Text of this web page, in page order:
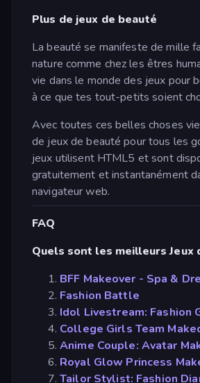
Plus de jeux de beauté
La beauté se manifeste de mille
nature comme chez les êtres
vie dans le monde des jeux pour
à ce que tes tout-petits soient
Avec toutes ces belles choses
de jeux de beauté pour tous les
jeux utilisent HTML5 et sont
gratuitement et instantanément
navigateur web.
FAQ
Quels sont les meilleurs Jeux
BFF Makeover - Spa &
Fashion Battle
Idol Livestream: Fashion
College Girls Team
Anime Couple: Avatar
Royal Glow Princess
Tailor Stylist: Fashion